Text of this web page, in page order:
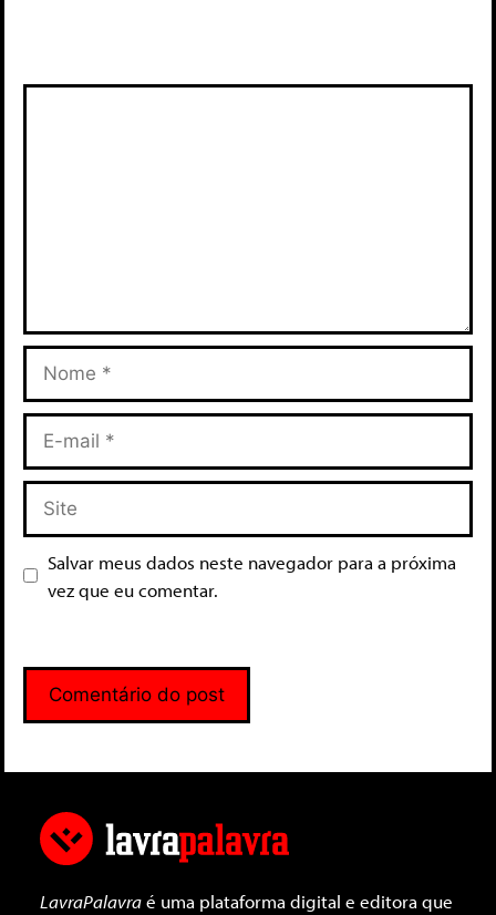
Salvar meus dados neste navegador para a próxima
vez que eu comentar.
LavraPalavraé uma plataforma digital e editora que